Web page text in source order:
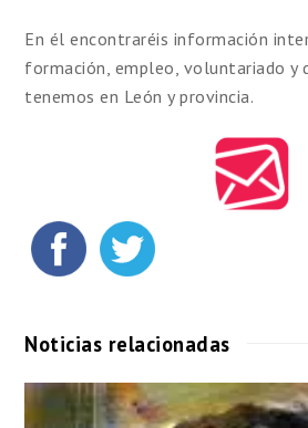
En él encontraréis información
formación, empleo, voluntariado y
tenemos en León y provincia.
Noticias relacionadas